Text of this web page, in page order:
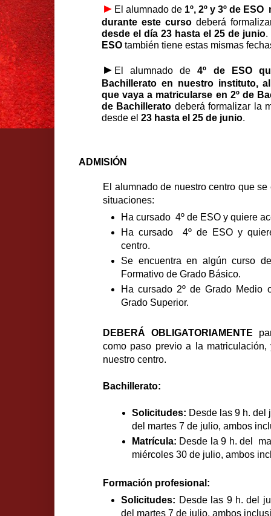
► El alumnado de 1º, 2º y 3º de
durante este curso deberá
desde el día 23 hasta el 25 de junio.
ESOtambién tiene estas mismas
► El alumnado de4º de ESO
Bachillerato en nuestro instituto,
que vaya a matricularse en 2º de
de Bachillerato deberá formalizar la
desde el 23 hasta el 25 de junio.
ADMISIÓN
El alumnado de nuestro centro que
situaciones:
Ha cursado 4º de ESO y quiere
Ha cursado 4º de ESO y
centro.
Se encuentra en algún curso
Formativo de Grado Básico.
Ha cursado 2º de Grado Medio
Grado Superior.
DEBERÁ OBLIGATORIAMENTE
como paso previo a la
nuestro centro.
Bachillerato:
Solicitudes: Desde las 9 h. del
del martes 7 de julio, ambos
Matrícula: Desde la 9 h. del
miércoles 30 de julio, ambos
Formación profesional:
Solicitudes: Desde las 9 h. del
del martes 7 de julio, ambos